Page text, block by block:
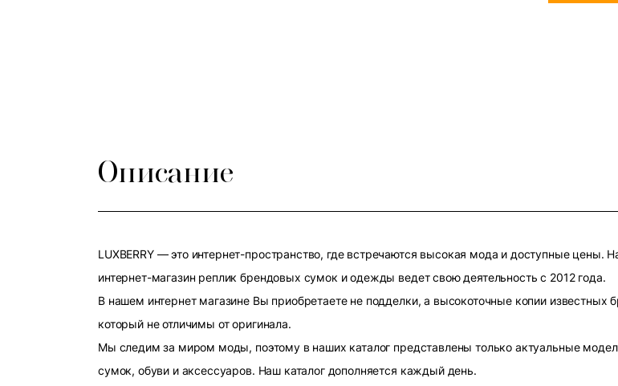
Описание
LUXBERRY — это интернет-пространство, где встречаются высокая мода и доступные цены.
интернет-магазин реплик брендовых сумок и одежды ведет свою деятельность с 2012 года.
В нашем интернет магазине Вы приобретаете не подделки, а высокоточные копии известных
который не отличимы от оригинала.
Мы следим за миром моды, поэтому в наших каталог представлены только актуальные
сумок, обуви и аксессуаров. Наш каталог дополняется каждый день.